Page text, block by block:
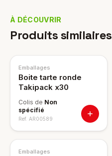
À DÉCOUVRIR
Produits similaires
Emballages
Boite tarte ronde
Takipack x30
Colis de Non
spécifié
Ref. AR00589
Emballages